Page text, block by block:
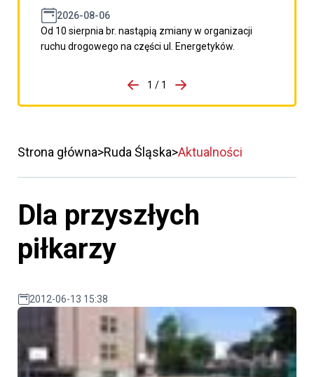
2026-08-06
Od 10 sierpnia br. nastąpią zmiany w organizacji
ruchu drogowego na części ul. Energetyków.
porzpedniego komunikatu
1 / 1
Przejdź do następnego
Strona główna Ruda Śląska Aktualności
Dla przyszłych
piłkarzy
2012-06-13 15:38